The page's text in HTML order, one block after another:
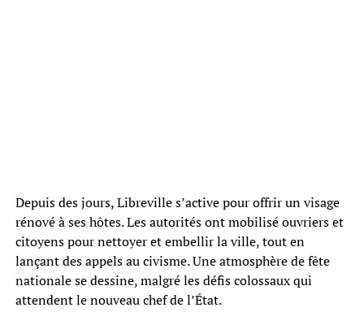
Depuis des jours, Libreville s’active pour offrir un visage
rénové à ses hôtes. Les autorités ont mobilisé ouvriers et
citoyens pour nettoyer et embellir la ville, tout en
lançant des appels au civisme. Une atmosphère de fête
nationale se dessine, malgré les défis colossaux qui
attendent le nouveau chef de l’État.